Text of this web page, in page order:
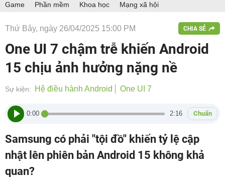
Game Phần mềm Khoa học Mạng xã hội
Thứ Bảy, ngày 26/04/2025 15:00 PM CHIA SẺ
One UI 7 chậm trễ khiến Android
15 chịu ảnh hưởng nặng nề
Sự kiện: Hệ điều hành Android One UI 7
0:00 2:16 Chuẩn
Samsung có phải "tội đồ" khiến tỷ lệ cập
nhật lên phiên bản Android 15 không khả
quan?